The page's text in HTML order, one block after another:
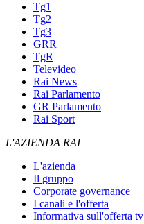
Tg1
Tg2
Tg3
GRR
TgR
Televideo
Rai News
Rai Parlamento
GR Parlamento
Rai Sport
L'AZIENDA RAI
L'azienda
Il gruppo
Corporate governance
I canali e l'offerta
Informativa sull'offerta tv